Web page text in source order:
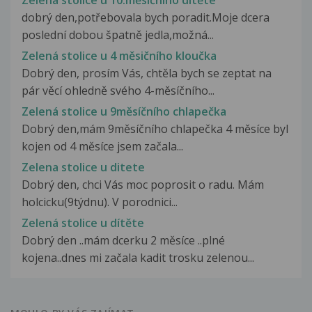
dobrý den,potřebovala bych poradit.Moje dcera
poslední dobou špatně jedla,možná...
Zelená stolice u 4 měsičního kloučka
Dobrý den, prosím Vás, chtěla bych se zeptat na
pár věcí ohledně svého 4-měsíčního...
Zelená stolice u 9měsíčního chlapečka
Dobrý den,mám 9měsíčního chlapečka 4 měsíce byl
kojen od 4 měsíce jsem začala...
Zelena stolice u ditete
Dobrý den, chci Vás moc poprosit o radu. Mám
holcicku(9týdnu). V porodnici...
Zelená stolice u dítěte
Dobrý den ..mám dcerku 2 měsíce ..plné
kojena..dnes mi začala kadit trosku zelenou...